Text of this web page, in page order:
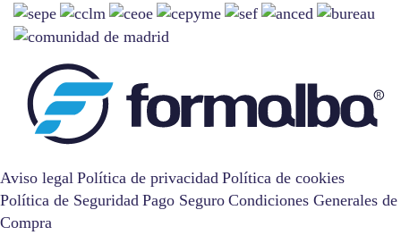
Aviso legal Política de privacidad Política de cookies
Política de Seguridad Pago Seguro Condiciones Generales de
Compra